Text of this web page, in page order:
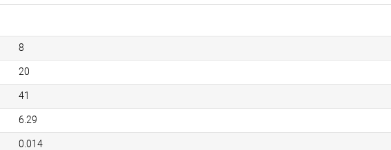
8
20
41
6.29
0.014